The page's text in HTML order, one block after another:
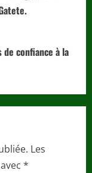
confiance à la
Les
*